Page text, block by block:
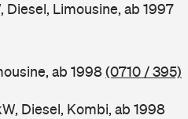
Diesel, Limousine, ab 1997
ab 1998(0710 / 395)
Diesel, Kombi, ab 1998